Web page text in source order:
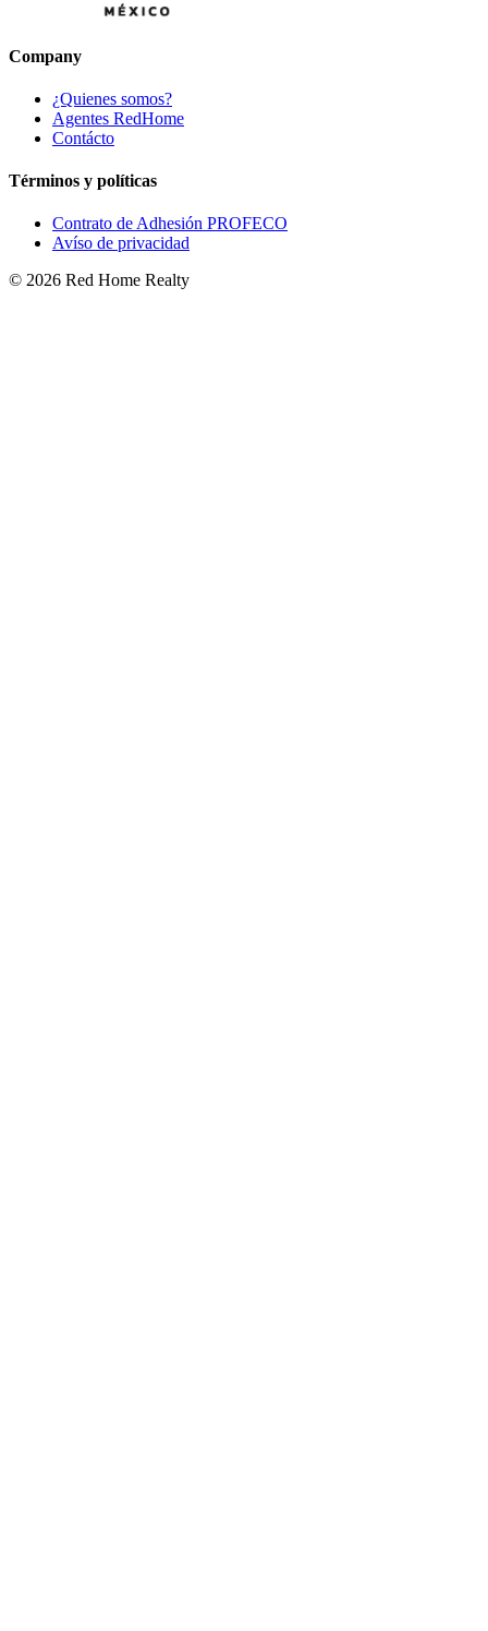
Company
¿Quienes somos?
Agentes RedHome
Contácto
Términos y políticas
Contrato de Adhesión PROFECO
Avíso de privacidad
© 2026 Red Home Realty